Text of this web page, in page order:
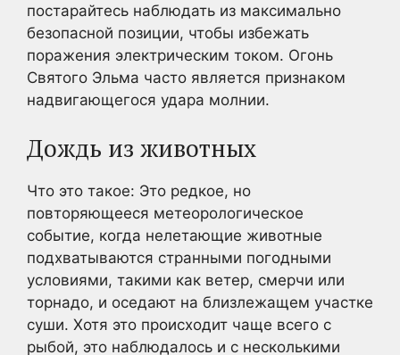
постарайтесь наблюдать из максимально
безопасной позиции, чтобы избежать
поражения электрическим током. Огонь
Святого Эльма часто является признаком
надвигающегося удара молнии.
Дождь из животных
Что это такое: Это редкое, но
повторяющееся метеорологическое
событие, когда нелетающие животные
подхватываются странными погодными
условиями, такими как ветер, смерчи или
торнадо, и оседают на близлежащем участке
суши. Хотя это происходит чаще всего с
рыбой, это наблюдалось и с несколькими